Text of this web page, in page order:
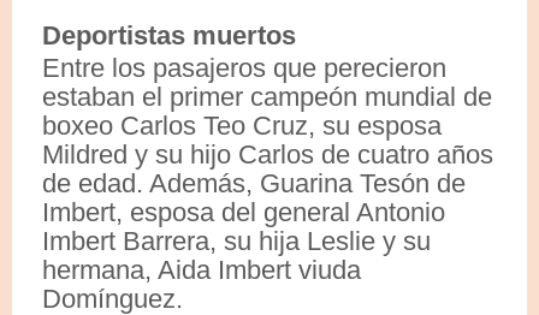
Deportistas muertos
Entre los pasajeros que perecieron
estaban el primer campeón mundial de
boxeo Carlos Teo Cruz, su esposa
Mildred y su hijo Carlos de cuatro años
de edad. Además, Guarina Tesón de
Imbert, esposa del general Antonio
Imbert Barrera, su hija Leslie y su
hermana, Aida Imbert viuda
Domínguez.